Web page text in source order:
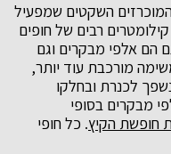
המוכרזים השקטים שמפעיל
רבים של חופים
הם אלפי מבקרים וגם
מורכבת עוד יותר,
לכנרת ובחלקו
מבקרים בסופי
חופשת הקיץ. כל חופי